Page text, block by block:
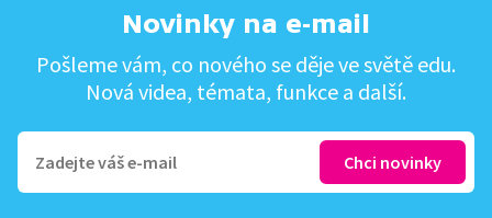
Novinky na e-mail
Pošleme vám, co nového se děje ve světě edu.
Nová videa, témata, funkce a další.